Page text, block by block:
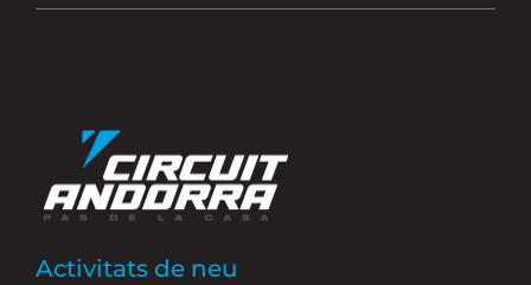
Activitats de neu